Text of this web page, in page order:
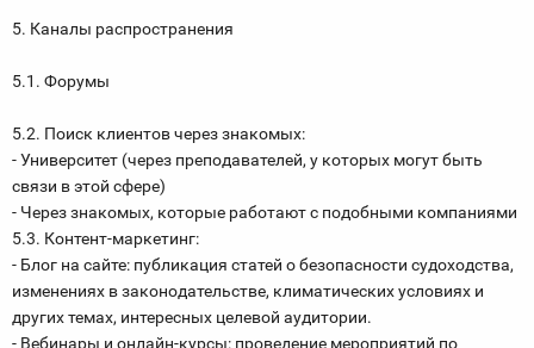
5. Каналы распространения
5.1. Форумы
5.2. Поиск клиентов через знакомых:
- Университет (через преподавателей, у которых могут быть
связи в этой сфере)
- Через знакомых, которые работают с подобными компаниями
5.3. Контент-маркетинг:
- Блог на сайте: публикация статей о безопасности судоходства,
изменениях в законодательстве, климатических условиях и
других темах, интересных целевой аудитории.
- Вебинары и онлайн-курсы: проведение мероприятий по